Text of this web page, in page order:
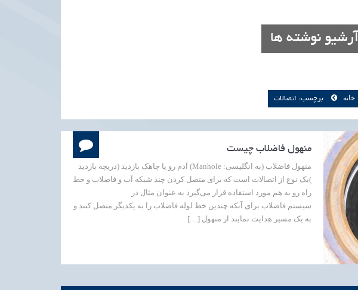
آرشیو نوشته ها
خانه برچسب: اتصالات
منهول فاضلاب چیست
منهول فاضلاب (به انگلیسی: Manhole) آدم ‌رو یا چاهک بازدید (دریچه بازدید
)یک نوع از اتصالات است که برای متصل کردن چند شبکه آب و فاضلاب و خط
راه رو به هم مورد استفاده قرار می‌گیرد به عنوان مثال در
سیستم فاضلاب برای آنکه چندین خط لوله فاضلاب را به یکدیگر متصل کنند و
به یک مسیر هدایت نمایند از منهول […]